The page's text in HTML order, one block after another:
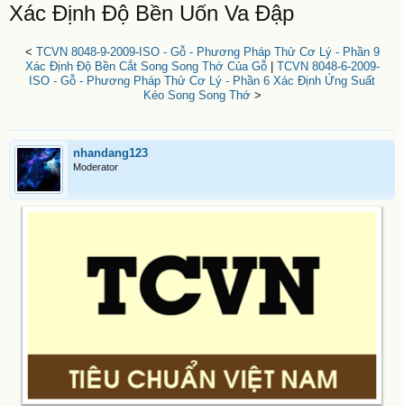
Xác Định Độ Bền Uốn Va Đập
< TCVN 8048-9-2009-ISO - Gỗ - Phương Pháp Thử Cơ Lý - Phần 9
Xác Định Độ Bền Cắt Song Song Thớ Của Gỗ| TCVN 8048-6-2009-
ISO - Gỗ - Phương Pháp Thử Cơ Lý - Phần 6 Xác Định Ứng Suất
Kéo Song Song Thớ>
nhandang123
Moderator